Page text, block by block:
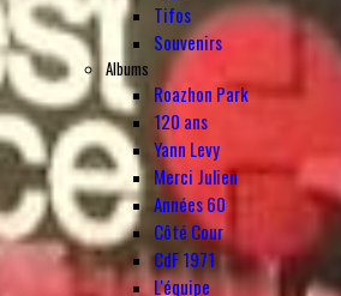
Tifos
Souvenirs
Albums
Roazhon Park
120 ans
Yann Levy
Merci Julien
Années 60
Côté Cour
CdF 1971
L'équipe